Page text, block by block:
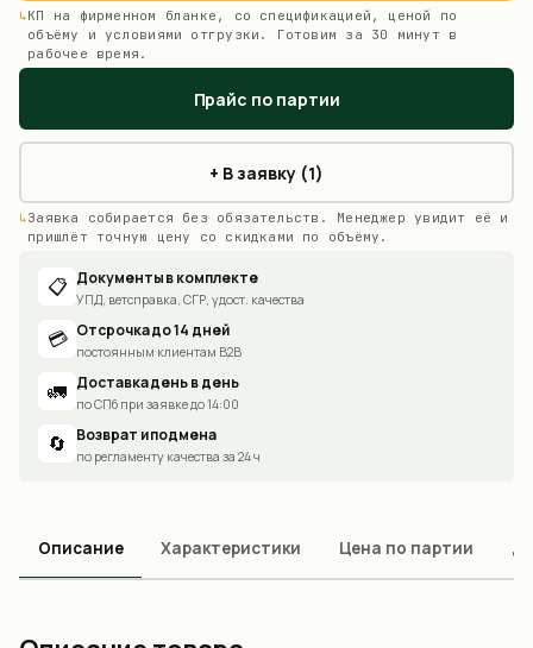
КП на фирменном бланке, со спецификацией, ценой по
объёму и условиями отгрузки. Готовим за 30 минут в
рабочее время.
Прайс по партии
+ В заявку (1)
Заявка собирается без обязательств. Менеджер увидит её и
пришлёт точную цену со скидками по объёму.
📋 Документы в комплекте
УПД, ветсправка, СГР, удост. качества
💳 Отсрочка до 14 дней
постоянным клиентам B2B
🚛 Доставка день в день
по СПб при заявке до 14:00
🔄 Возврат и подмена
по регламенту качества за 24 ч
Описание Характеристики Цена по партии